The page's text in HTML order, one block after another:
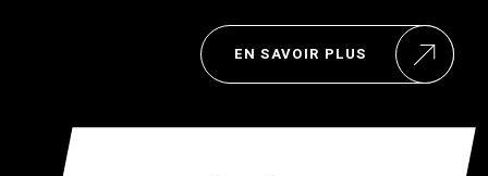
EN SAVOIR PLUS